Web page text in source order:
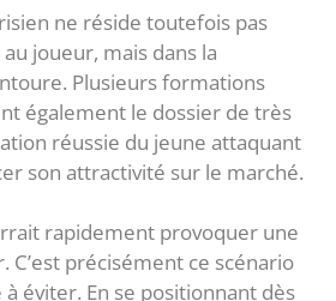
ne réside toutefois pas
joueur, mais dans la
Plusieurs formations
également le dossier de très
réussie du jeune attaquant
son attractivité sur le marché.
rapidement provoquer une
C’est précisément ce scénario
à éviter. En se positionnant dès